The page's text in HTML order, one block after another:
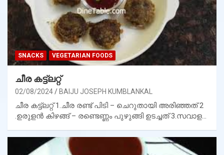
SNACKS VEGETARIAN FOODS
ചീര കട്ട്ലറ്റ്
02/08/2024 BAIJU JOSEPH KUMBLANKAL
ചീര കട്ട്ലറ്റ് 1.ചീര രണ്ട് പിടി – ചെറുതായി അരിഞ്ഞത് 2
.ഉരുളൻ കിഴങ്ങ് – രണ്ടെണ്ണം പുഴുങ്ങി ഉടച്ചത് 3.സവാള…